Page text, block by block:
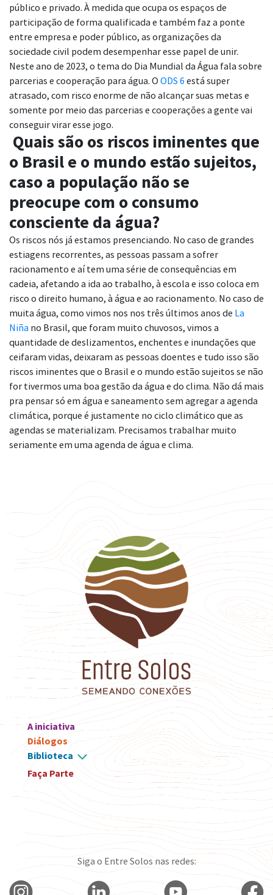
público e privado. À medida que ocupa os espaços de
participação de forma qualificada e também faz a ponte
entre empresa e poder público, as organizações da
sociedade civil podem desempenhar esse papel de unir.
Neste ano de 2023, o tema do Dia Mundial da Água fala sobre
parcerias e cooperação para água. O ODS 6 está super
atrasado, com risco enorme de não alcançar suas metas e
somente por meio das parcerias e cooperações a gente vai
conseguir virar esse jogo.
Quais são os riscos iminentes que
o Brasil e o mundo estão sujeitos,
caso a população não se
preocupe com o consumo
consciente da água?
Os riscos nós já estamos presenciando. No caso de grandes
estiagens recorrentes, as pessoas passam a sofrer
racionamento e aí tem uma série de consequências em
cadeia, afetando a ida ao trabalho, à escola e isso coloca em
risco o direito humano, à água e ao racionamento. No caso de
muita água, como vimos nos nos três últimos anos de La
Niña no Brasil, que foram muito chuvosos, vimos a
quantidade de deslizamentos, enchentes e inundações que
ceifaram vidas, deixaram as pessoas doentes e tudo isso são
riscos iminentes que o Brasil e o mundo estão sujeitos se não
for tivermos uma boa gestão da água e do clima. Não dá mais
pra pensar só em água e saneamento sem agregar a agenda
climática, porque é justamente no ciclo climático que as
agendas se materializam. Precisamos trabalhar muito
seriamente em uma agenda de água e clima.
A iniciativa
Diálogos
Biblioteca
Faça Parte
Siga o Entre Solos nas redes: